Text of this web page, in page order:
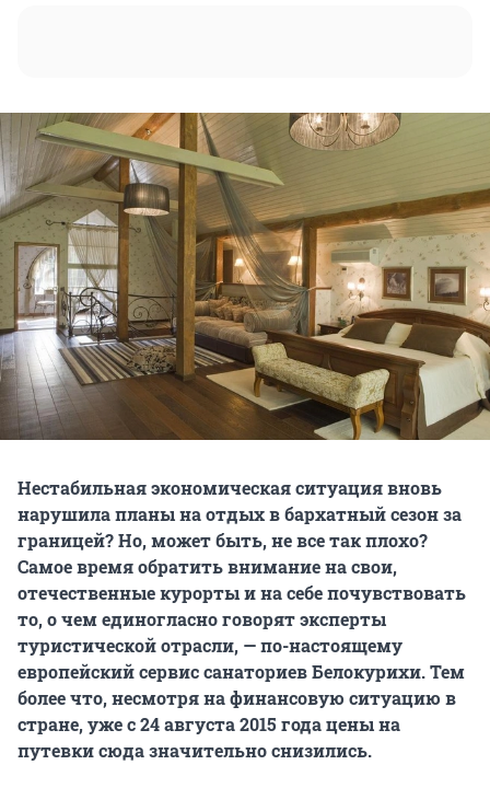
Нестабильная экономическая ситуация вновь
нарушила планы на отдых в бархатный сезон за
границей? Но, может быть, не все так плохо?
Самое время обратить внимание на свои,
отечественные курорты и на себе почувствовать
то, о чем единогласно говорят эксперты
туристической отрасли, — по-настоящему
европейский сервис санаториев Белокурихи. Тем
более что, несмотря на финансовую ситуацию в
стране, уже с 24 августа 2015 года цены на
путевки сюда значительно снизились.